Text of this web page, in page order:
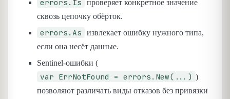
errors.Is
проверяет конкретное значение
сквозь цепочку обёрток.
errors.As
извлекает ошибку нужного типа,
если она несёт данные.
Sentinel-ошибки (
var ErrNotFound = errors.New(...) )
позволяют различать виды отказов без привязки